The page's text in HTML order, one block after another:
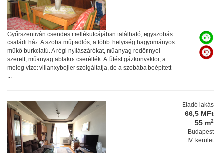
Győrszentiván csendes mellékutcájában található, egyszobás
családi ház. A szoba műpadlós, a többi helyiség hagyományos
műkő burkolatú. A régi nyílászárókat, műanyag redőnnyel
szerelt, műanyag ablakra cserélték. A fűtést gázkonvektor, a
meleg vizet villanxybojler szolgáltatja, de a szobába beépített
...
Eladó lakás
66,5 MFt
55 m2
Budapest
IV. kerület